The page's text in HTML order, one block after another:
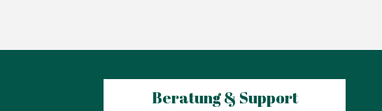
Beratung & Support